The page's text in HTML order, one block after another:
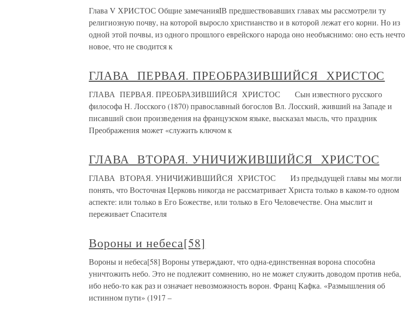
Глава V ХРИСТОС Общие замечанияIВ предшествовавших главах мы рассмотрели ту
религиозную почву, на которой выросло христианство и в которой лежат его корни. Но из
одной этой почвы, из одного прошлого еврейского народа оно необъяснимо: оно есть нечто
новое, что не сводится к
ГЛАВА ПЕРВАЯ. ПРЕОБРАЗИВШИЙСЯ ХРИСТОС
ГЛАВА ПЕРВАЯ. ПРЕОБРАЗИВШИЙСЯ ХРИСТОС Сын известного русского
философа Н. Лосского (1870) православный богослов Вл. Лосский, живший на Западе и
писавший свои произведения на французском языке, высказал мысль, что праздник
Преображения может «служить ключом к
ГЛАВА ВТОРАЯ. УНИЧИЖИВШИЙСЯ ХРИСТОС
ГЛАВА ВТОРАЯ. УНИЧИЖИВШИЙСЯ ХРИСТОС Из предыдущей главы мы могли
понять, что Восточная Церковь никогда не рассматривает Христа только в каком-то одном
аспекте: или только в Его Божестве, или только в Его Человечестве. Она мыслит и
переживает Спасителя
Вороны и небеса[58]
Вороны и небеса[58] Вороны утверждают, что одна-единственная ворона способна
уничтожить небо. Это не подлежит сомнению, но не может служить доводом против неба,
ибо небо-то как раз и означает невозможность ворон. Франц Кафка. «Размышления об
истинном пути» (1917 –